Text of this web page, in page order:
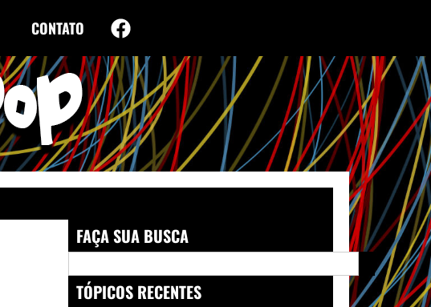
CONTATO
FAÇA SUA BUSCA
TÓPICOS RECENTES